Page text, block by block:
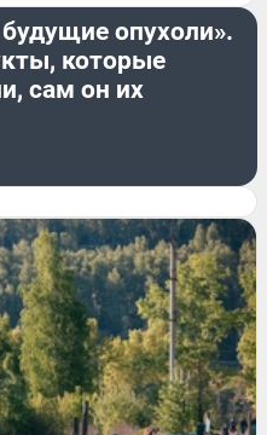
опухоли».
которые
сам он их